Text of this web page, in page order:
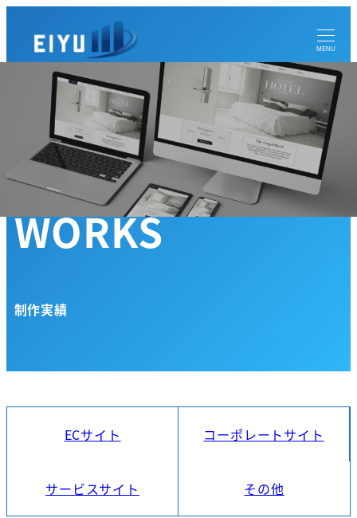
ン
ツ
移
動
MENU
WORKS
制作実績
ECサイト コーポレートサイト
サービスサイト その他